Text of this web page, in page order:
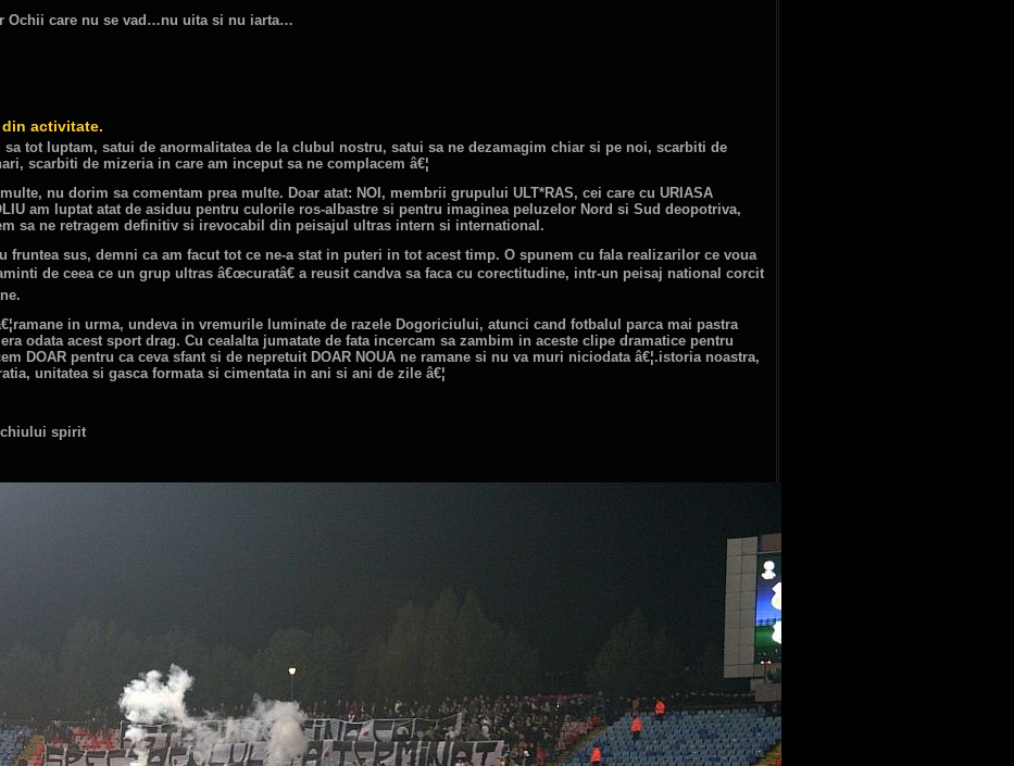
Ochii care nu se vad…nu uita si nu iarta…
din activitate.
sa tot luptam, satui de anormalitatea de la clubul nostru, satui sa ne dezamagim chiar si pe noi, scarbiti de
scarbiti de mizeria in care am inceput sa ne complacem â€¦
nu dorim sa comentam prea multe. Doar atat: NOI, membrii grupului ULT*RAS, cei care cu URIASA
am luptat atat de asiduu pentru culorile ros-albastre si pentru imaginea peluzelor Nord si Sud deopotriva,
sa ne retragem definitiv si irevocabil din peisajul ultras intern si international.
fruntea sus, demni ca am facut tot ce ne-a stat in puteri in tot acest timp. O spunem cu fala realizarilor ce voua
de ceea ce un grup ultras â€œcuratâ€ a reusit candva sa faca cu corectitudine, intr-un peisaj national corcit
in urma, undeva in vremurile luminate de razele Dogoriciului, atunci cand fotbalul parca mai pastra
odata acest sport drag. Cu cealalta jumatate de fata incercam sa zambim in aceste clipe dramatice pentru
DOAR pentru ca ceva sfant si de nepretuit DOAR NOUA ne ramane si nu va muri niciodata â€¦.istoria noastra,
unitatea si gasca formata si cimentata in ani si ani de zile â€¦
spirit